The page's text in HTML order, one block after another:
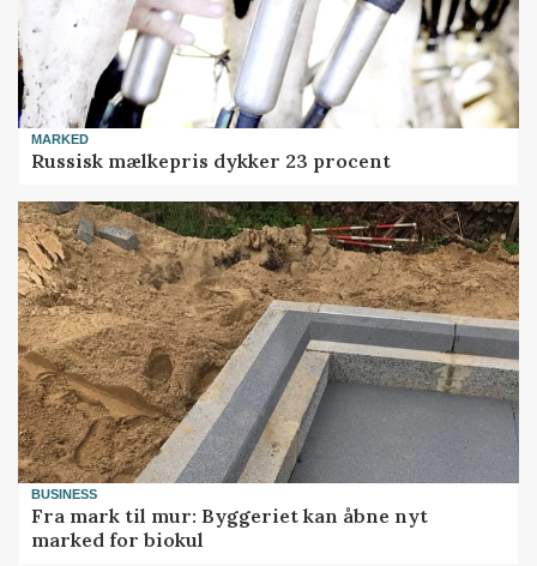
MARKED
Russisk mælkepris dykker 23 procent
BUSINESS
Fra mark til mur: Byggeriet kan åbne nyt
marked for biokul